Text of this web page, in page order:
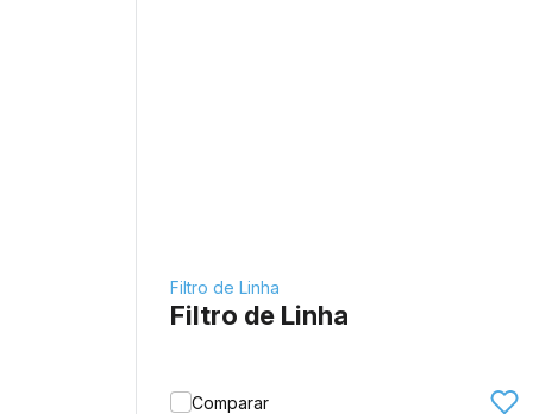
Filtro de Linha
Filtro de Linha
Comparar